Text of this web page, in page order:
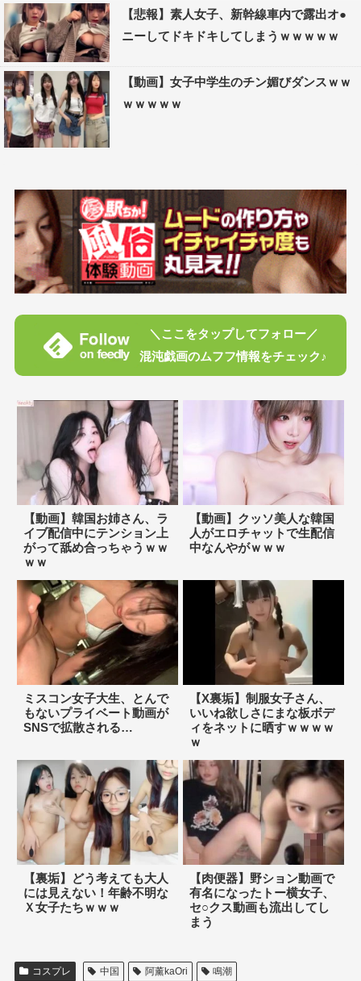
【悲報】素人女子、新幹線車内で露出オ●
ニーしてドキドキしてしまうｗｗｗｗｗ
【動画】女子中学生のチン媚びダンスｗｗ
ｗｗｗｗｗ
＼ここをタップしてフォロー／
混沌戯画のムフフ情報をチェック♪
【動画】韓国お姉さん、ラ
イブ配信中にテンション上
がって舐め合っちゃうｗｗ
ｗｗ
【動画】クッソ美人な韓国
人がエロチャットで生配信
中なんやがｗｗｗ
ミスコン女子大生、とんで
もないプライベート動画が
SNSで拡散される…
【X裏垢】制服女子さん、
いいね欲しさにまな板ボデ
ィをネットに晒すｗｗｗｗ
ｗ
【裏垢】どう考えても大人
には見えない！年齢不明な
Ｘ女子たちｗｗｗ
【肉便器】野ション動画で
有名になったトー横女子、
セ○クス動画も流出してし
まう
コスプレ 中国 阿薰kaOri 鳴潮